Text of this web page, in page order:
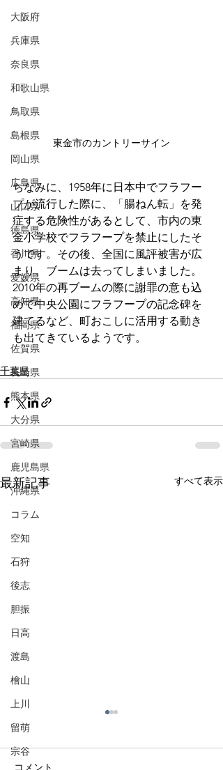
大阪府
兵庫県
奈良県
和歌山県
鳥取県
島根県
岡山県
広島県
山口県
徳島県
香川県
愛媛県
高知県
福岡県
佐賀県
長崎県
熊本県
大分県
宮崎県
鹿児島県
沖縄県
コラム
空知
石狩
後志
胆振
日高
渡島
檜山
上川
留萌
宗谷
東金市のカントリーサイン
ちなみに、1958年に日本中でフラフー
プが流行した際に、「腸ねん転」を発
症する危険性があるとして、市内の東
金小学校でフラフープを禁止にしたそ
うです。その後、全国に風評被害が広
まり、ブームは去ってしまいました。
2010年の再ブームの際に謝罪の意も込
めて中央公園にフラフープの記念碑を
建てるなど、町おこしに活用する動き
も出てきているようです。
千葉県
最新記事 すべて表示
コメント